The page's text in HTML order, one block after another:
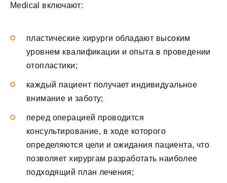
Medical включают:
пластические хирурги обладают высоким
уровнем квалификации и опыта в проведении
отопластики;
каждый пациент получает индивидуальное
внимание и заботу;
перед операцией проводится
консультирование, в ходе которого
определяются цели и ожидания пациента, что
позволяет хирургам разработать наиболее
подходящий план лечения;